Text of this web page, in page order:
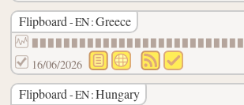
Flipboard - EN :Greece
16/06/2026
Flipboard - EN :Hungary